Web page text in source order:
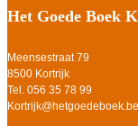
Het Goede Boek
Meensestraat 79
8500 Kortrijk
Tel. 056 35 78 99
Kortrijk@hetgoedeboek.be